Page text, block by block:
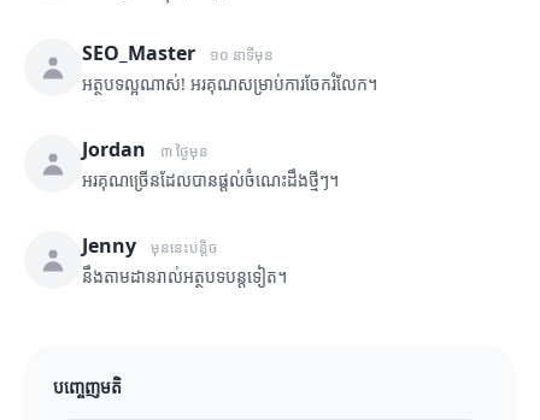
SEO_Master ១០ នាទីមុន
អត្ថបទល្អណាស់! អរគុណសម្រាប់ការចែករំលែក។
Jordan ៣ ថ្ងៃមុន
អរគុណច្រើនដែលបានផ្តល់ចំណេះដឹងថ្មីៗ។
Jenny មុននេះបន្តិច
នឹងតាមដានរាល់អត្ថបទបន្តទៀត។
បញ្ចេញមតិ